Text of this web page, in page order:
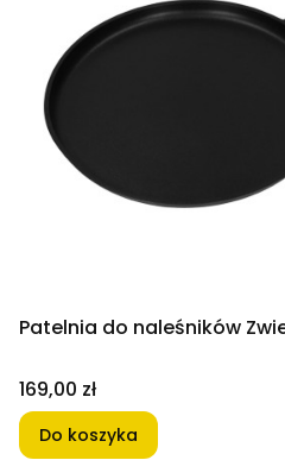
Patelnia do naleśników
Cena
169,00 zł
Do koszyka